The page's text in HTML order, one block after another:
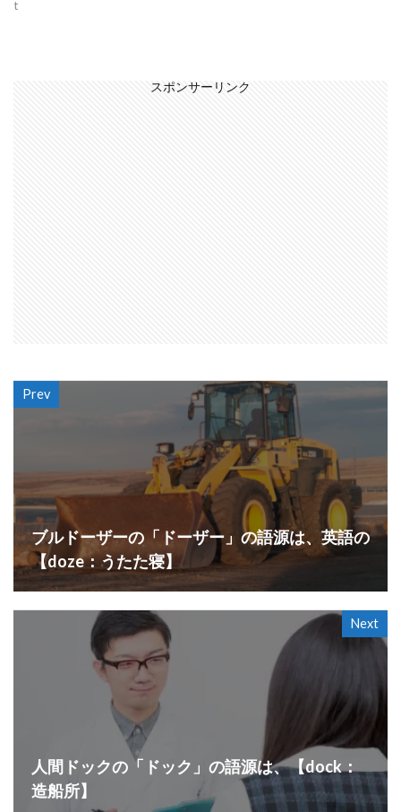
t
スポンサーリンク
Prev
ブルドーザーの「ドーザー」の語源は、英語の
【doze：うたた寝】
Next
人間ドックの「ドック」の語源は、【dock：
造船所】